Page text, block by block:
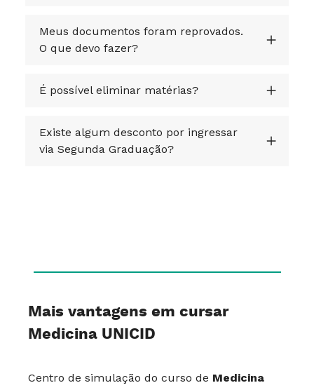
Meus documentos foram reprovados.
O que devo fazer?
É possível eliminar matérias?
Existe algum desconto por ingressar
via Segunda Graduação?
Mais vantagens em cursar
Medicina UNICID
Centro de simulação do curso de Medicina